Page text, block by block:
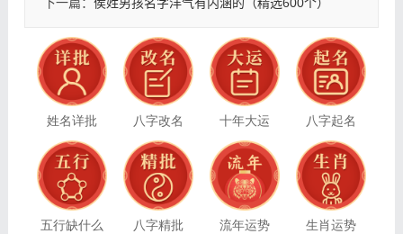
姓名详批 八字改名 十年大运 八字起名
五行缺什么 八字精批 流年运势 生肖运势